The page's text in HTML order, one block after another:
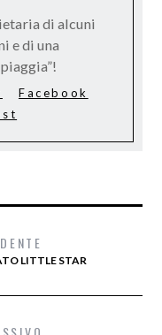
di alcuni
e di una
Facebook
LITTLE STAR